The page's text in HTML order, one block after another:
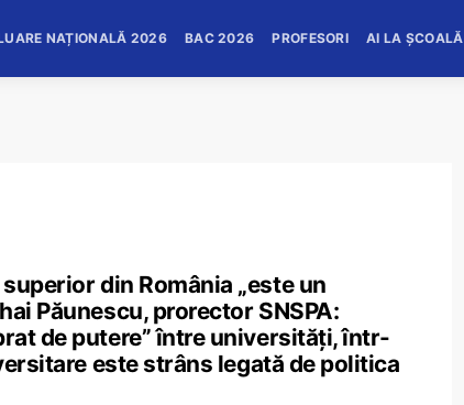
NAȚIONALĂ 2026 BAC 2026 PROFESORI AI LA ȘCOALĂ
din România „este un
Păunescu, prorector SNSPA:
de putere” între universități, într-
este strâns legată de politica